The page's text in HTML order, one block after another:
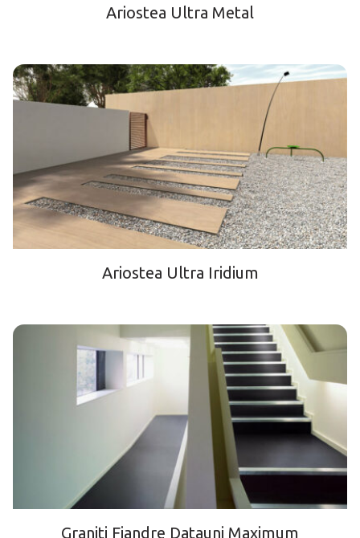
Ariostea Ultra Metal
Ariostea Ultra Iridium
Graniti Fiandre Datauni Maximum